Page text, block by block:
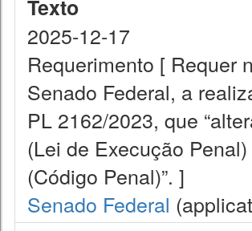
Texto
2025-12-17
Requerimento [ Requer
Senado Federal, a
PL 2162/2023, que
(Lei de Execução
(Código Penal)”. ]
Senado Federal